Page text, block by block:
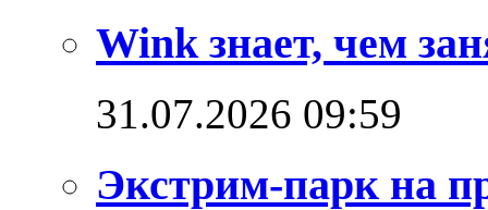
Wink знает, чем
31.07.2026 09:59
Экстрим-парк на